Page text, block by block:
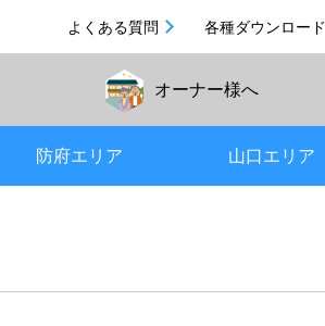
よくある質問 各種ダウンロード
防府エリア 山口エリア
オーナー様へ